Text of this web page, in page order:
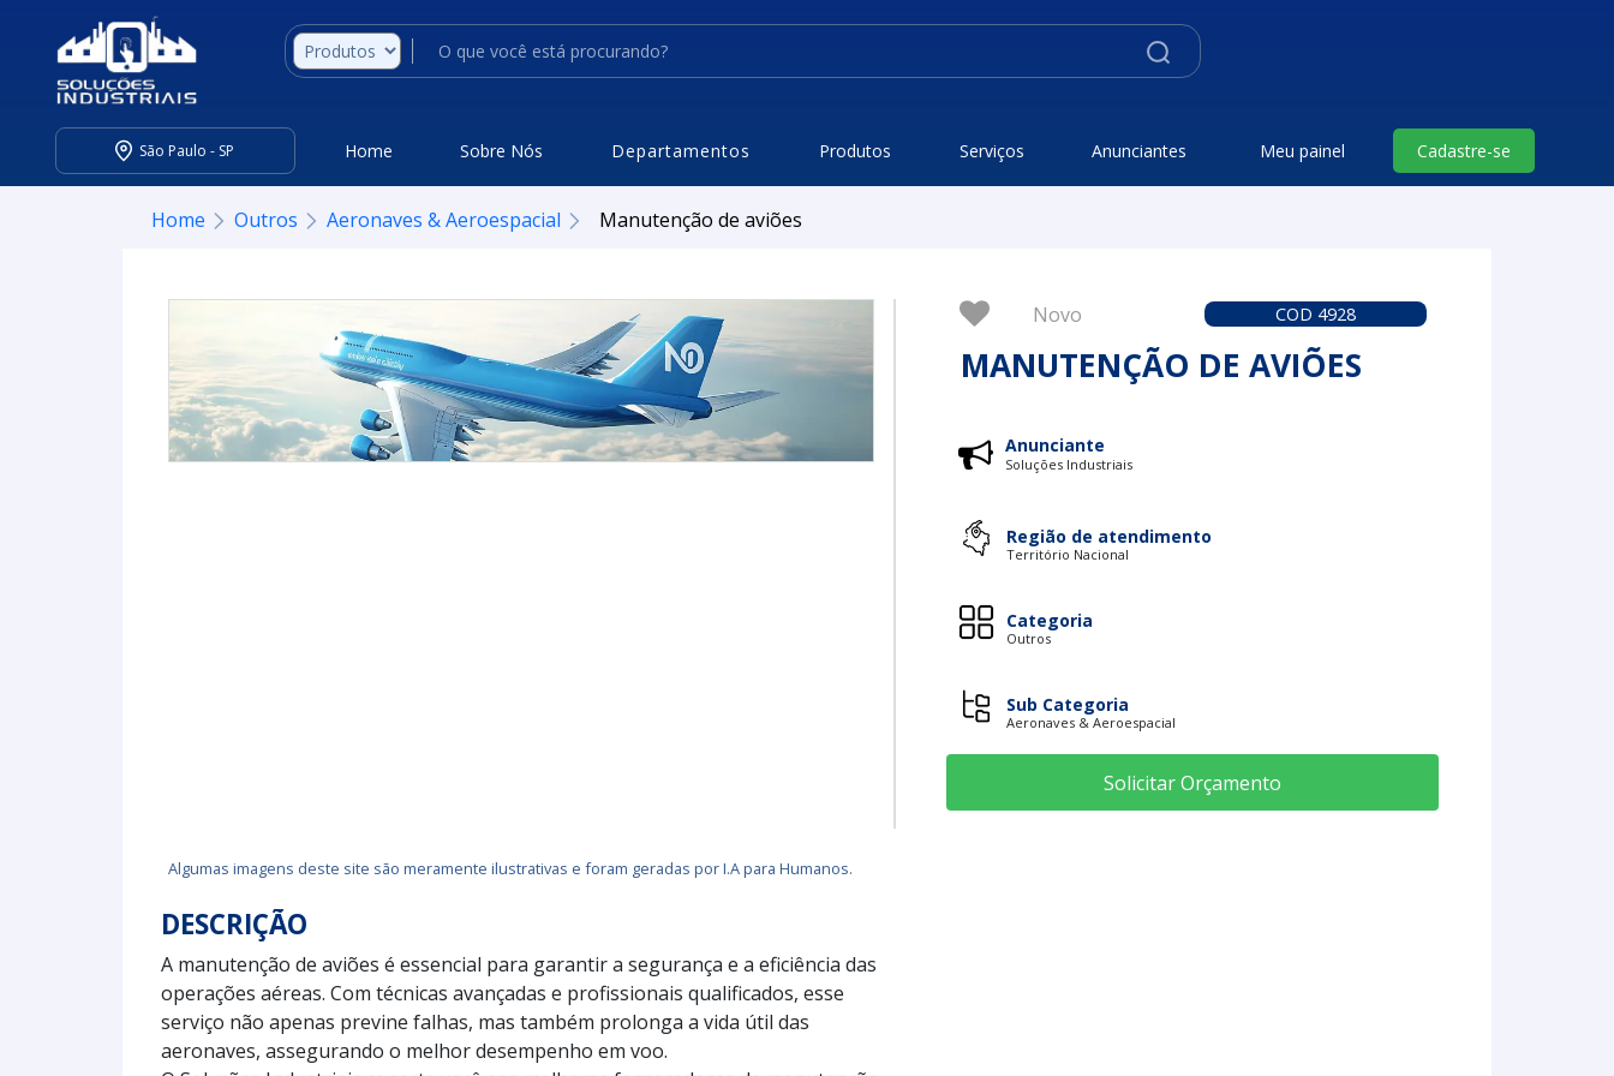
São Paulo - SP Home Sobre Nós Departamentos Produtos Serviços Anunciantes Meu painel Cadastre-se
Home Outros Aeronaves & Aeroespacial Manutenção de aviões
Novo COD 4928
MANUTENÇÃO DE AVIÕES
Anunciante
Soluções Industriais
Região de atendimento
Território Nacional
Categoria
Outros
Sub Categoria
Aeronaves & Aeroespacial
Solicitar Orçamento
Algumas imagens deste site são meramente ilustrativas e foram geradas por I.A para Humanos.
DESCRIÇÃO
A manutenção de aviões é essencial para garantir a segurança e a eficiência das
operações aéreas. Com técnicas avançadas e profissionais qualificados, esse
serviço não apenas previne falhas, mas também prolonga a vida útil das
aeronaves, assegurando o melhor desempenho em voo.